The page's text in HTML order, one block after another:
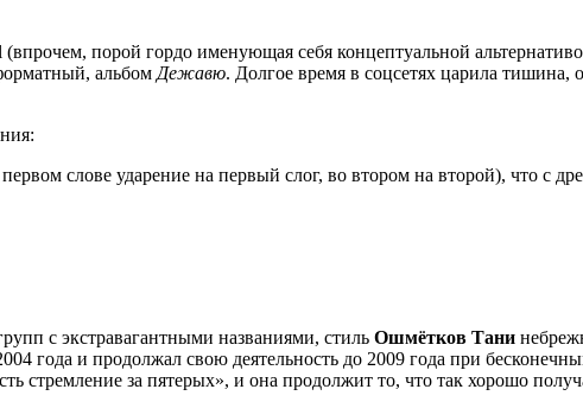
(впрочем, порой гордо именующая себя концептуальной
альбомДежавю. Долгое время в соцсетях царила тишина,
слове ударение на первый слог, во втором на второй), что с
с экстравагантными названиями, стиль Ошмётков Тани
года и продолжал свою деятельность до 2009 года при
стремление за пятерых», и она продолжит то, что так хорошо